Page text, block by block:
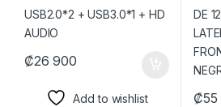
₡26 900
Add to wishlist ₡